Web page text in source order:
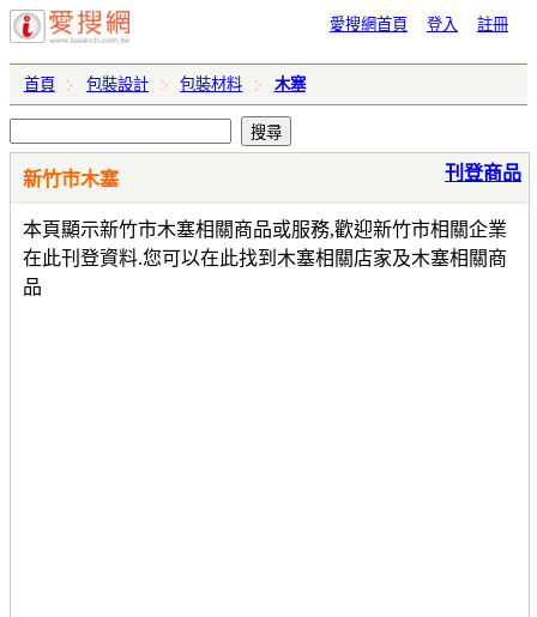
愛搜網首頁 登入 註冊
首頁 包裝設計 包裝材料 木塞
新竹市木塞
本頁顯示新竹市木塞相關商品或服務,歡迎新竹市相關企業
在此刊登資料.您可以在此找到木塞相關店家及木塞相關商
品
刊登商品